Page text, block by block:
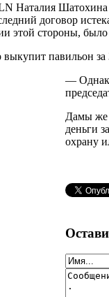
Наталия
договор
этой стороны,
павильон
—
Дамы же
деньги
охрану